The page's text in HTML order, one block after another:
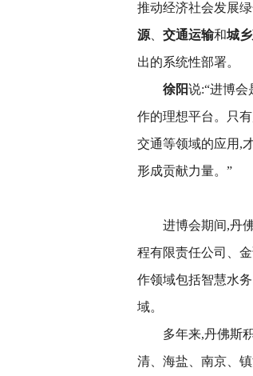
推动经济社会发展
源
交通运输和城
出的系统性部署。
徐阳说:“进博
作的理想平台。只
交通等领域的应用,
形成贡献力量。”
进博会期间,丹
程有限责任公司、
作领域包括智慧水
域。
多年来,丹佛斯
清、海盐、南京、